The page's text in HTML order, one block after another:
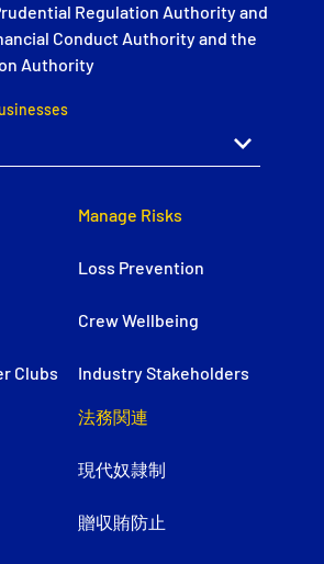
Regulation Authority and
Conduct Authority and the
Authority
Clubs
Manage Risks
Loss Prevention
Crew Wellbeing
Industry Stakeholders
法務関連
現代奴隷制
贈収賄防止